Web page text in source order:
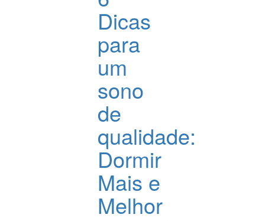
Dicas
para
um
sono
de
qualidade:
Dormir
Mais e
Melhor